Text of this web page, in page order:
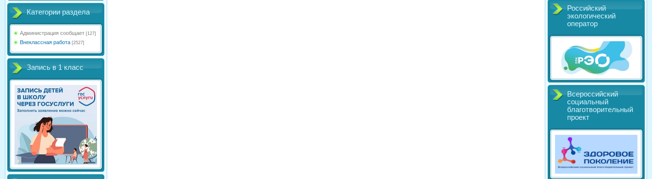
Категории раздела
Администрация сообщает [127]
Внеклассная работа [2527]
Запись в 1 класс
Российский
экологический
оператор
Всероссийский
социальный
благотворительный
проект